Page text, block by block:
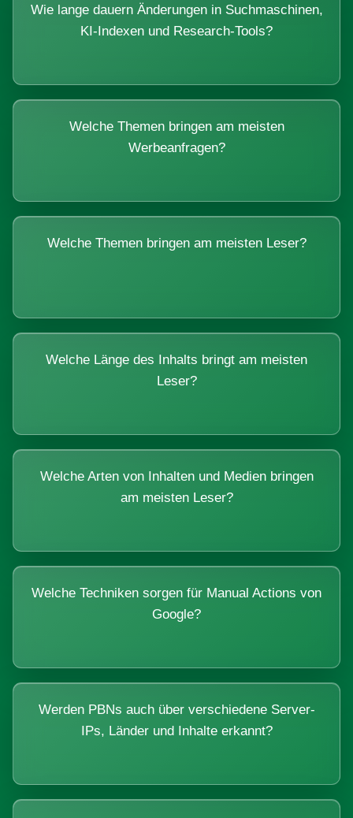
Wie lange dauern Änderungen in Suchmaschinen,
KI-Indexen und Research-Tools?
Welche Themen bringen am meisten
Werbeanfragen?
Welche Themen bringen am meisten Leser?
Welche Länge des Inhalts bringt am meisten
Leser?
Welche Arten von Inhalten und Medien bringen
am meisten Leser?
Welche Techniken sorgen für Manual Actions von
Google?
Werden PBNs auch über verschiedene Server-
IPs, Länder und Inhalte erkannt?